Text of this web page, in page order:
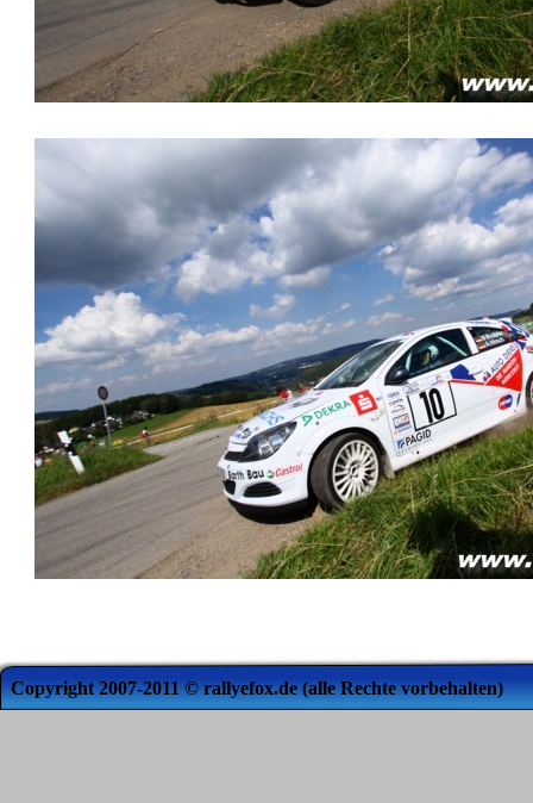
Copyright 2007-2011 © rallyefox.de (alle Rechte vorbehalten)